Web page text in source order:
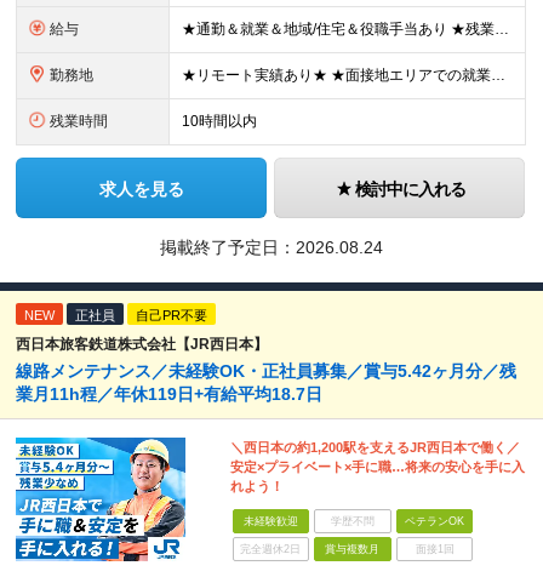
給与 ★通勤＆就業＆地域/住宅＆役職手当あり ★残業代は全額支給 ★選べる給与制度あり！ ■東京・神奈川・千葉・埼玉勤務の場合 月給24.5万円～55万円＋諸手当 （残業代は全額支給） (20,000円の
勤務地 ★リモート実績あり★ ★面接地エリアでの就業率92％以上！ 『地元で働きたい』という希望に、業界トップクラス約7,000件の取引事業所数、90,000件以上のプロジェクトから検討をいたします。 全
残業時間 10時間以内
求人を見る 検討中に入れる
掲載終了予定日： 2026.08.24
NEW 正社員 自己PR不要
西日本旅客鉄道株式会社【JR西日本】
線路メンテナンス／未経験OK・正社員募集／賞与5.42ヶ月分／残
業月11h程／年休119日+有給平均18.7日
＼西日本の約1,200駅を支えるJR西日本で働く／
安定×プライベート×手に職…将来の安心を手に入
れよう！
未経験歓迎 学歴不問 ベテランOK
完全週休2日 賞与複数月 面接1回